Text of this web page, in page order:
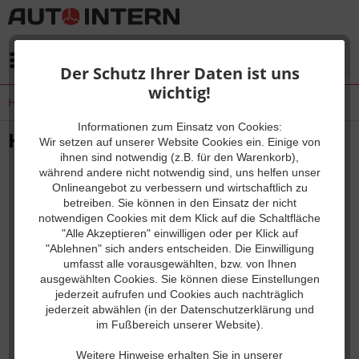
Der Schutz Ihrer Daten ist uns
wichtig!
Informationen zum Einsatz von Cookies:
Wir setzen auf unserer Website Cookies ein. Einige von
ihnen sind notwendig (z.B. für den Warenkorb),
während andere nicht notwendig sind, uns helfen unser
Onlineangebot zu verbessern und wirtschaftlich zu
betreiben. Sie können in den Einsatz der nicht
notwendigen Cookies mit dem Klick auf die Schaltfläche
"Alle Akzeptieren" einwilligen oder per Klick auf
"Ablehnen" sich anders entscheiden. Die Einwilligung
umfasst alle vorausgewählten, bzw. von Ihnen
ausgewählten Cookies. Sie können diese Einstellungen
jederzeit aufrufen und Cookies auch nachträglich
jederzeit abwählen (in der Datenschutzerklärung und
im Fußbereich unserer Website).
Weitere Hinweise erhalten Sie in unserer
Hilfe / Support
Hilfe / Support
Service
Der AUTO INTERN Service bietet schnellen und
umfassenden technischen E-Mail- und Telefonsupport,
sowie Fernwartung für komplizierte Fälle.
Für erste Hilfe und Unterstützung bei schwierigen
Diagnose-Fällen ist durch unsere erfahrenen Experten
und KFZ-Meister, die sowohl unsere Produkte als auch